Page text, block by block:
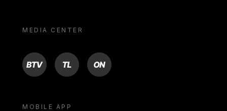
MEDIA CENTER
BTV TL ON
MOBILE APP